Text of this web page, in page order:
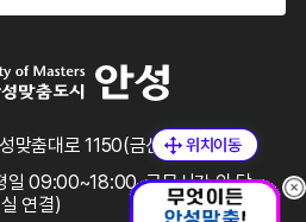
맞춤대로 1150(금산동)
09:00~18:00, 근무시간 외 당
연결)